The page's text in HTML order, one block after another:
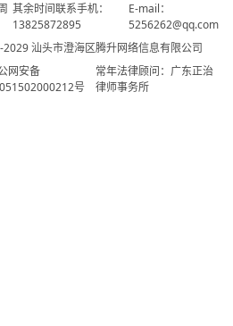
其余时间联系手机：
13825872895
E-mail：
5256262@qq.com
汕头市澄海区腾升网络信息有限公司
网安备
号
常年法律顾问：广东正治
律师事务所